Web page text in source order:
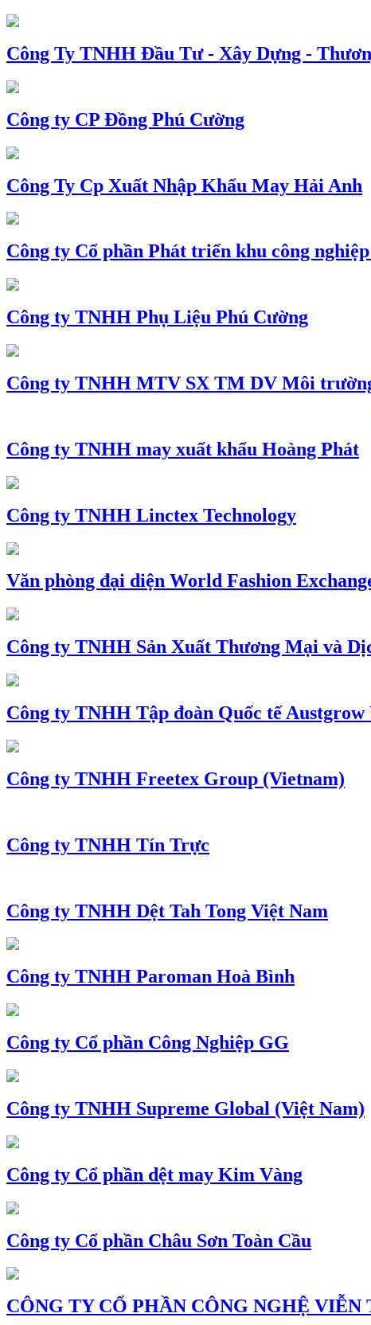
Công Ty TNHH Đầu Tư - Xây Dựng -
Công ty CP Đồng Phú Cường
Công Ty Cp Xuất Nhập Khẩu May Hải Anh
Công ty Cổ phần Phát triển khu công
Công ty TNHH Phụ Liệu Phú Cường
Công ty TNHH MTV SX TM DV Môi
Công ty TNHH may xuất khẩu Hoàng Phát
Công ty TNHH Linctex Technology
Văn phòng đại diện World Fashion
Công ty TNHH Sản Xuất Thương Mại và
Công ty TNHH Tập đoàn Quốc tế Austgrow
Công ty TNHH Freetex Group (Vietnam)
Công ty TNHH Tín Trực
Công ty TNHH Dệt Tah Tong Việt Nam
Công ty TNHH Paroman Hoà Bình
Công ty Cổ phần Công Nghiệp GG
Công ty TNHH Supreme Global (Việt Nam)
Công ty Cổ phần dệt may Kim Vàng
Công ty Cổ phần Châu Sơn Toàn Cầu
CÔNG TY CỔ PHẦN CÔNG NGHỆ VIỄN